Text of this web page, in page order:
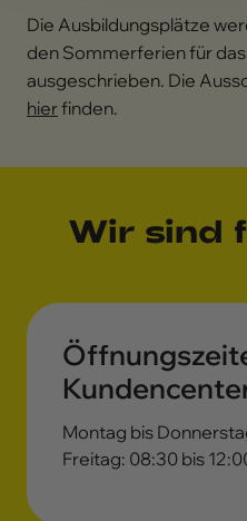
Die Ausbildungsplätze
den Sommerferien für
ausgeschrieben. Die
hierfinden.
Wir sind
Montag bis
Freitag: 08:30 bis